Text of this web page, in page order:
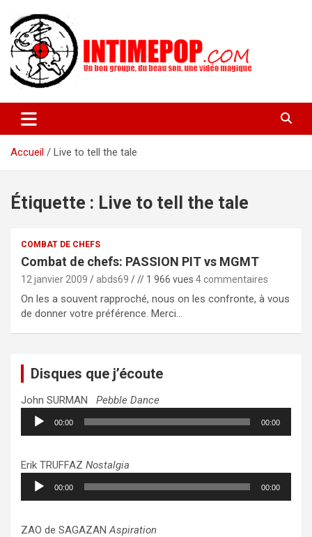
contenu
intimepop.com
actuelles pop rock, post-rock, indé sur Lyon. rock pop concert
lyon
Accueil
Live to tell the tale
Étiquette : Live to tell the tale
COMBAT DE CHEFS
Combat de chefs: PASSION PIT vs MGMT
12 janvier 2009 abds69 // 1 966 vues 4 commentaires
On les a souvent rapproché, nous on les confronte, à vous
de donner votre préférence. Merci…
Disques que j’écoute
John SURMAN Pebble Dance
Lecteur
audio
00:00 00:00
Erik TRUFFAZ Nostalgia
Lecteur
audio
00:00 00:00
ZAO de SAGAZANAspiration